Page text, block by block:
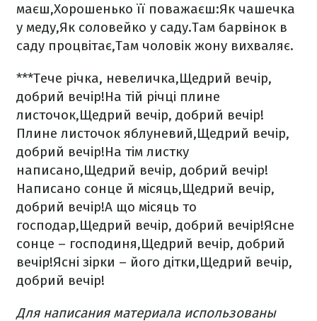
маєш,Хорошенько її поважаєш:Як чашечка
у меду,Як соловейко у саду.Там барвінок в
саду процвітає,Там чоловік жону вихваляє.
***Тече річка, невеличка,Щедрий вечір,
добрий вечір!На тій річці плине
листочок,Щедрий вечір, добрий вечір!
Плине листочок яблуневий,Щедрий вечір,
добрий вечір!На тім листку
написано,Щедрий вечір, добрий вечір!
Написано сонце й місяць,Щедрий вечір,
добрий вечір!А що місяць то
господар,Щедрий вечір, добрий вечір!Ясне
сонце – господиня,Щедрий вечір, добрий
вечір!Ясні зірки – його дітки,Щедрий вечір,
добрий вечір!
Для написания материала использованы